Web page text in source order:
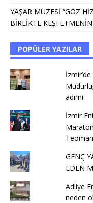
YAŞAR MÜZESİ “GÖZ
BİRLİKTE
POPÜLER YAZILAR
adımı
İzmir
GENÇ
EDEN
Adliye
neden